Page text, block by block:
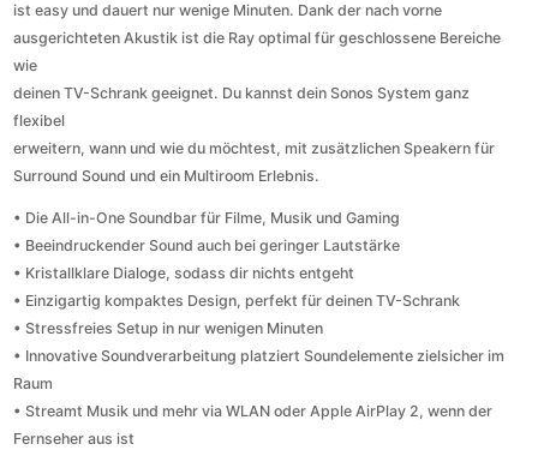
ist easy und dauert nur wenige Minuten. Dank der nach vorne
ausgerichteten Akustik ist die Ray optimal für geschlossene Bereiche
wie
deinen TV-Schrank geeignet. Du kannst dein Sonos System ganz
flexibel
erweitern, wann und wie du möchtest, mit zusätzlichen Speakern für
Surround Sound und ein Multiroom Erlebnis.
• Die All-in-One Soundbar für Filme, Musik und Gaming
• Beeindruckender Sound auch bei geringer Lautstärke
• Kristallklare Dialoge, sodass dir nichts entgeht
• Einzigartig kompaktes Design, perfekt für deinen TV-Schrank
• Stressfreies Setup in nur wenigen Minuten
• Innovative Soundverarbeitung platziert Soundelemente zielsicher im
Raum
• Streamt Musik und mehr via WLAN oder Apple AirPlay 2, wenn der
Fernseher aus ist